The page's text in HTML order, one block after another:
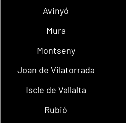
Avinyó
Mura
Montseny
Joan de Vilatorrada
Iscle de Vallalta
Rubió